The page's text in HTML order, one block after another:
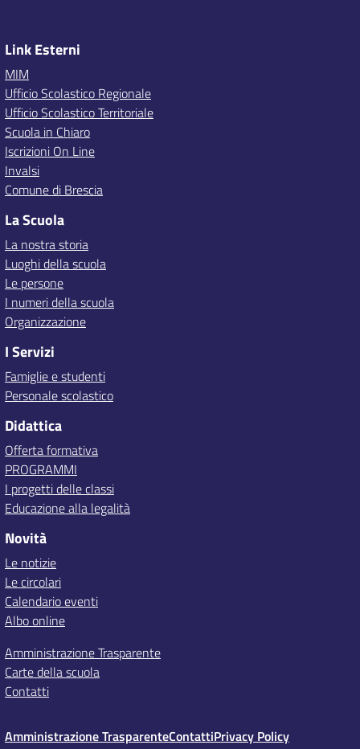
Link Esterni
MIM
Ufficio Scolastico Regionale
Ufficio Scolastico Territoriale
Scuola in Chiaro
Iscrizioni On Line
Invalsi
Comune di Brescia
La Scuola
La nostra storia
Luoghi della scuola
Le persone
I numeri della scuola
Organizzazione
I Servizi
Famiglie e studenti
Personale scolastico
Didattica
Offerta formativa
PROGRAMMI
I progetti delle classi
Educazione alla legalità
Novità
Le notizie
Le circolari
Calendario eventi
Albo online
Amministrazione Trasparente
Carte della scuola
Contatti
Amministrazione TrasparenteContattiPrivacy Policy